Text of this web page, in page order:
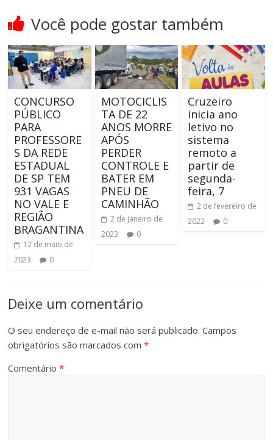
Você pode gostar também
CONCURSO
PÚBLICO
PARA
PROFESSORE
S DA REDE
ESTADUAL
DE SP TEM
931 VAGAS
NO VALE E
REGIÃO
BRAGANTINA
12 de maio de
2023
0
MOTOCICLIS
TA DE 22
ANOS MORRE
APÓS
PERDER
CONTROLE E
BATER EM
PNEU DE
CAMINHÃO
2 de janeiro de
2023
0
Cruzeiro
inicia ano
letivo no
sistema
remoto a
partir de
segunda-
feira, 7
2 de fevereiro de
2022
0
Deixe um comentário
O seu endereço de e-mail não será publicado. Campos
obrigatórios são marcados com*
Comentário*